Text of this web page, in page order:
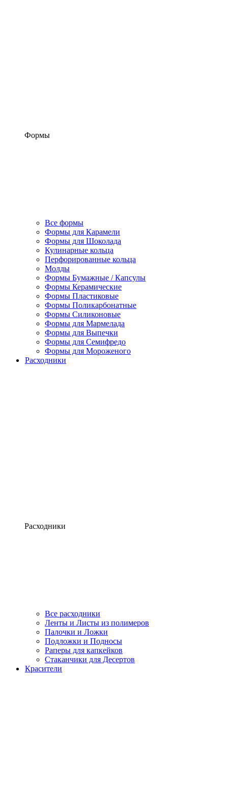
Формы
Все формы
Формы для Карамели
Формы для Шоколада
Кулинарные кольца
Перфорированные кольца
Молды
Формы Бумажные / Капсулы
Формы Керамические
Формы Пластиковые
Формы Поликарбонатные
Формы Силиконовые
Формы для Мармелада
Формы для Выпечки
Формы для Семифредо
Формы для Мороженого
Расходники
Расходники
Все расходники
Ленты и Листы из полимеров
Палочки и Ложки
Подложки и Подносы
Раперы для капкейков
Стаканчики для Десертов
Красители